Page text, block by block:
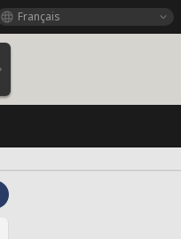
Français